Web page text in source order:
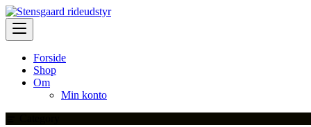
Skip
to
content
Forside
Shop
Om
Min konto